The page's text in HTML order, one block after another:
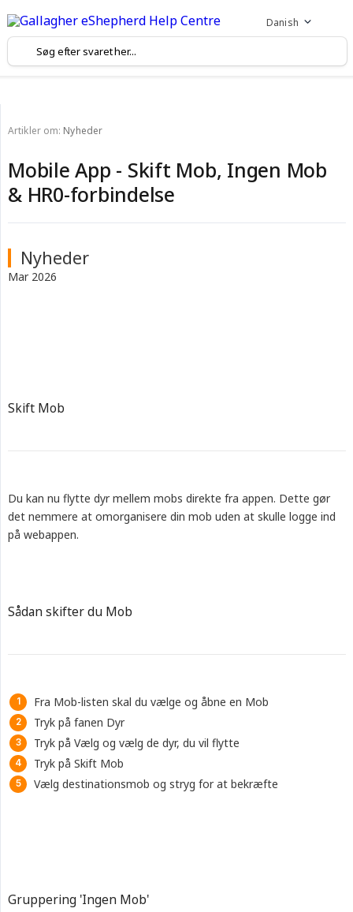
Danish
Artikler om: Nyheder
Mobile App - Skift Mob, Ingen Mob
& HR0-forbindelse
Nyheder
Mar 2026
Skift Mob
Du kan nu flytte dyr mellem mobs direkte fra appen. Dette gør
det nemmere at omorganisere din mob uden at skulle logge ind
på webappen.
Sådan skifter du Mob
Fra Mob-listen skal du vælge og åbne en Mob
Tryk på fanen Dyr
Tryk på Vælg og vælg de dyr, du vil flytte
Tryk på Skift Mob
Vælg destinationsmob og stryg for at bekræfte
Gruppering 'Ingen Mob'